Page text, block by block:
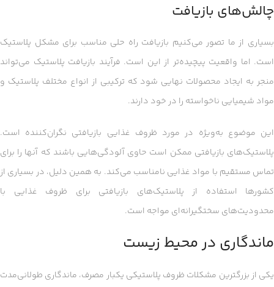
چالش‌های بازیافت
بسیاری از ما تصور می‌کنیم بازیافت راه حلی مناسب برای مشکل پلاستیک
است. اما واقعیت پیچیده‌تر از این است. فرآیند بازیافت پلاستیک می‌تواند
منجر به ایجاد محصولات نهایی شود که ترکیبی از انواع مختلف پلاستیک و
مواد شیمیایی ناخواسته را در خود دارند.
این موضوع به‌ویژه در مورد ظروف غذایی بازیافتی نگران‌کننده است.
پلاستیک‌های بازیافتی ممکن است حاوی آلودگی‌هایی باشند که آنها را برای
تماس مستقیم با مواد غذایی نامناسب می‌کند. به همین دلیل، در بسیاری از
کشورها استفاده از پلاستیک‌های بازیافتی برای ظروف غذایی با
محدودیت‌های سختگیرانه‌ای مواجه است.
ماندگاری در محیط زیست
یکی از بزرگترین مشکلات ظروف پلاستیکی یکبار مصرف، ماندگاری طولانی‌مدت